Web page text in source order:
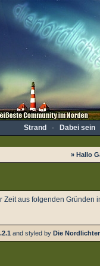
Strand · Dabei sein
» Hallo
Zeit aus folgenden Gründen
and styled by Die Nordlichter